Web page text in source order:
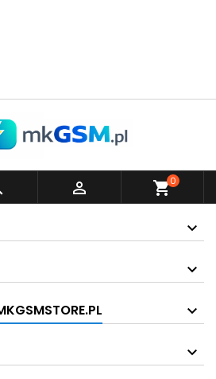
 shopping_cart0